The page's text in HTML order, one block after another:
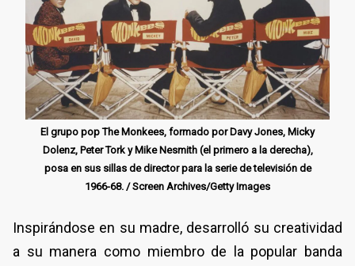
El grupo pop The Monkees, formado por Davy Jones, Micky
Dolenz, Peter Tork y Mike Nesmith (el primero a la derecha),
posa en sus sillas de director para la serie de televisión de
1966-68. / Screen Archives/Getty Images
Inspirándose en su madre, desarrolló su creatividad
a su manera como miembro de la popular banda